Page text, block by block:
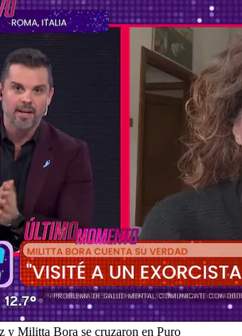
y Militta Bora se cruzaron en Puro